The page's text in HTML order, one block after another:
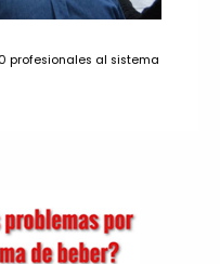
profesionales al sistema